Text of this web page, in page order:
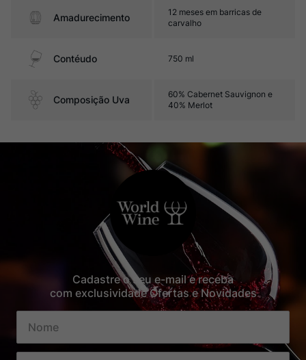
Amadurecimento
12 meses em barricas de
carvalho
Contéudo 750 ml
Composição Uva
60% Cabernet Sauvignon e
40% Merlot
Cadastre o seu e-mail e receba
com exclusividade Ofertas e Novidades